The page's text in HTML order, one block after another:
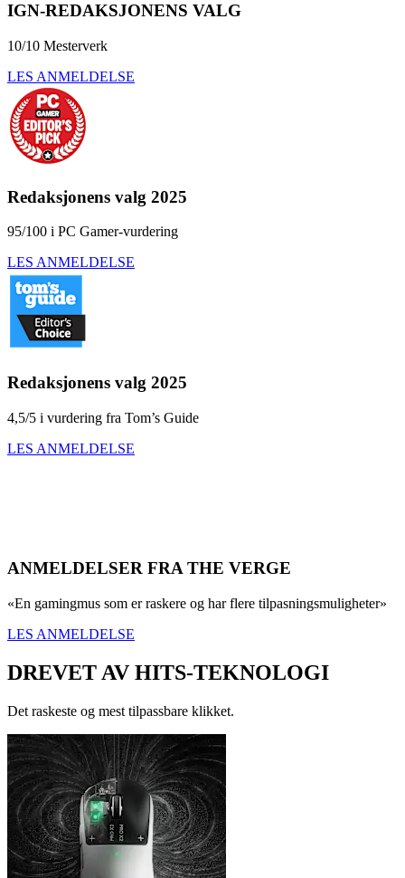
IGN-REDAKSJONENS VALG
10/10 Mesterverk
LES ANMELDELSE
Redaksjonens valg 2025
95/100 i PC Gamer-vurdering
LES ANMELDELSE
Redaksjonens valg 2025
4,5/5 i vurdering fra Tom’s Guide
LES ANMELDELSE
ANMELDELSER FRA THE VERGE
«En gamingmus som er raskere og har flere tilpasningsmuligheter»
LES ANMELDELSE
DREVET AV HITS-TEKNOLOGI
Det raskeste og mest tilpassbare klikket.